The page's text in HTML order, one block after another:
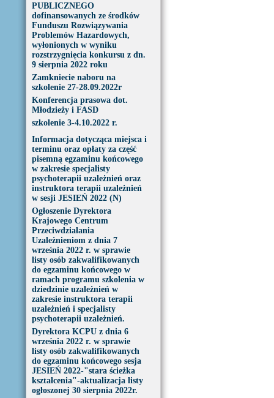
PUBLICZNEGO
dofinansowanych ze środków
Funduszu Rozwiązywania
Problemów Hazardowych,
wyłonionych w wyniku
rozstrzygnięcia konkursu z dn.
9 sierpnia 2022 roku
Zamkniecie naboru na
szkolenie 27-28.09.2022r
Konferencja prasowa dot.
Młodzieży i FASD
szkolenie 3-4.10.2022 r.
Informacja dotycząca miejsca i
terminu oraz opłaty za część
pisemną egzaminu końcowego
w zakresie specjalisty
psychoterapii uzależnień oraz
instruktora terapii uzależnień
w sesji JESIEŃ 2022 (N)
Ogłoszenie Dyrektora
Krajowego Centrum
Przeciwdziałania
Uzależnieniom z dnia 7
września 2022 r. w sprawie
listy osób zakwalifikowanych
do egzaminu końcowego w
ramach programu szkolenia w
dziedzinie uzależnień w
zakresie instruktora terapii
uzależnień i specjalisty
psychoterapii uzależnień.
Dyrektora KCPU z dnia 6
września 2022 r. w sprawie
listy osób zakwalifikowanych
do egzaminu końcowego sesja
JESIEŃ 2022-"stara ścieżka
kształcenia"-aktualizacja listy
ogłoszonej 30 sierpnia 2022r.